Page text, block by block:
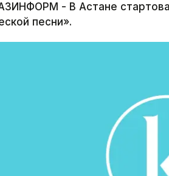
- В Астане
песни».